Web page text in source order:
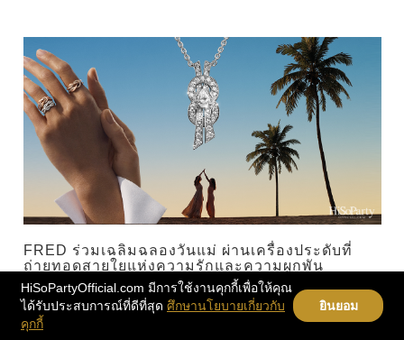
FRED ร่วมเฉลิมฉลองวันแม่ ผ่านเครื่องประดับที่
ถ่ายทอดสายใยแห่งความรักและความผูกพัน
7 สิงหาคม 2569
HiSoPartyOfficial.com มีการใช้งานคุกกี้เพื่อให้คุณ
ได้รับประสบการณ์ที่ดีที่สุด ศึกษานโยบายเกี่ยวกับ
คุกกี้
ยินยอม